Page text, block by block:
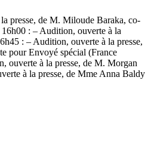
presse, de M. Miloude Baraka, co-
: – Audition, ouverte à la
: – Audition, ouverte à la presse,
pour Envoyé spécial (France
ouverte à la presse, de M. Morgan
à la presse, de Mme Anna Baldy